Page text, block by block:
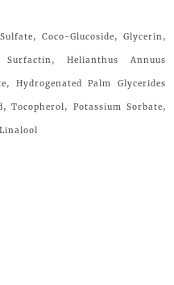
Coco-Glucoside, Glycerin,
Surfactin, Helianthus Annuus
Hydrogenated Palm Glycerides
Tocopherol, Potassium Sorbate,